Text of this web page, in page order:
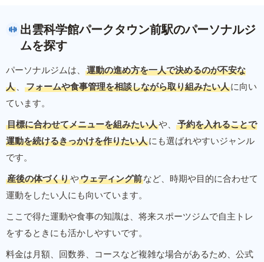
出雲科学館パークタウン前駅のパーソナルジ
ムを探す
パーソナルジムは、
運動の進め方を一人で決めるのが不安な
人 、 フォームや食事管理を相談しながら取り組みたい人に向い
ています。
目標に合わせてメニューを組みたい人や、
予約を入れることで
運動を続けるきっかけを作りたい人にも選ばれやすいジャンル
です。
産後の体づくりやウェディング前など、時期や目的に合わせて
運動をしたい人にも向いています。
ここで得た運動や食事の知識は、将来スポーツジムで自主トレ
をするときにも活かしやすいです。
料金は月額、回数券、コースなど複雑な場合があるため、公式